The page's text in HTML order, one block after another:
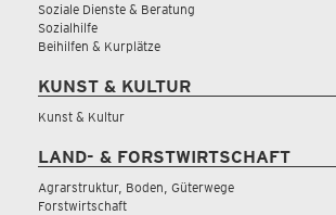
Soziale Dienste & Beratung
Sozialhilfe
Beihilfen & Kurplätze
KUNST & KULTUR
Kunst & Kultur
LAND- & FORSTWIRTSCHAFT
Agrarstruktur, Boden, Güterwege
Forstwirtschaft